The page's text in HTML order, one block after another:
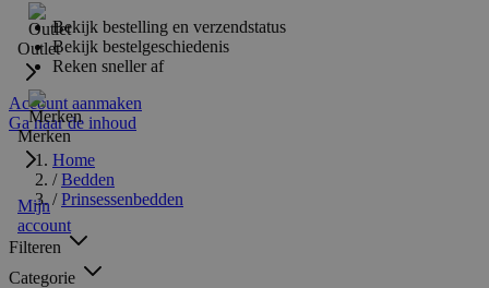
Outlet
Merken
Mijn
account
Bekijk bestelling en verzendstatus
Bekijk bestelgeschiedenis
Reken sneller af
Account aanmaken
Ga naar de inhoud
Home
/ Bedden
/ Prinsessenbedden
Filteren
Categorie